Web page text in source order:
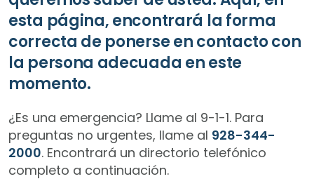
esta página, encontrará la forma
correcta de ponerse en contacto con
la persona adecuada en este
momento.
¿Es una emergencia? Llame al 9-1-1. Para
preguntas no urgentes, llame al 928-344-
2000. Encontrará un directorio telefónico
completo a continuación.